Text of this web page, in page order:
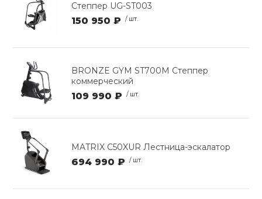
Степпер UG-ST003
150 950 ₽ / шт.
BRONZE GYM ST700M Степпер
коммерческий
109 990 ₽ / шт.
MATRIX C50XUR Лестница-эскалатор
694 990 ₽ / шт.